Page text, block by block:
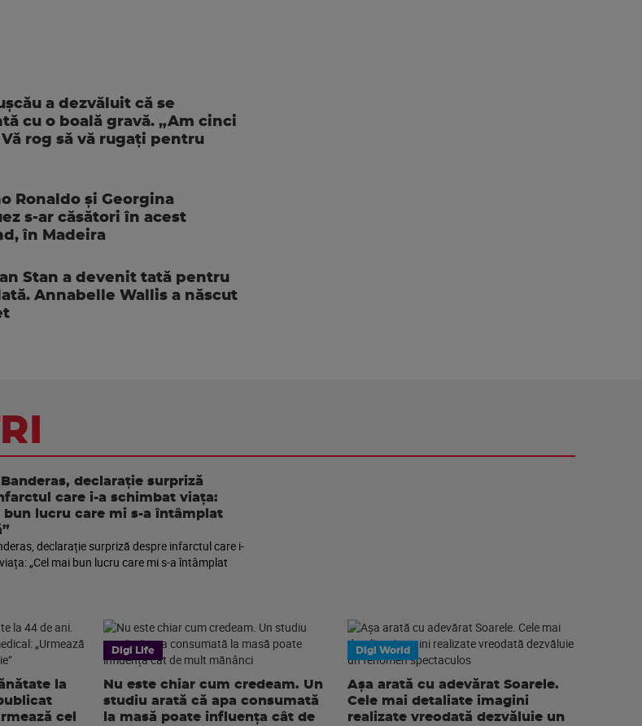
a dezvăluit că se
cu o boală gravă. „Am cinci
rog să vă rugați pentru
Ronaldo și Georgina
s-ar căsători în acest
în Madeira
Stan a devenit tată pentru
Annabelle Wallis a născut
declarație surpriză
care i-a schimbat viața:
bun lucru care mi s-a întâmplat
declarație surpriză despre infarctul care i-
„Cel mai bun lucru care mi s-a întâmplat
la
cel
Digi Life
Nu este chiar cum credeam. Un
studiu arată că apa consumată
la masă poate influența cât de
Digi World
Așa arată cu adevărat Soarele.
Cele mai detaliate imagini
realizate vreodată dezvăluie un